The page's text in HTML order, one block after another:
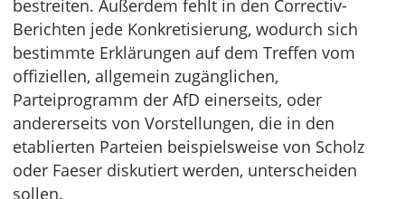
bestreiten. Außerdem fehlt in den Correctiv-
Berichten jede Konkretisierung, wodurch sich
bestimmte Erklärungen auf dem Treffen vom
offiziellen, allgemein zugänglichen,
Parteiprogramm der AfD einerseits, oder
andererseits von Vorstellungen, die in den
etablierten Parteien beispielsweise von Scholz
oder Faeser diskutiert werden, unterscheiden
sollen.